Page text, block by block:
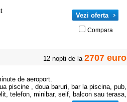
Vezi oferta
Compara
12 nopti de la 2707 euro
de aeroport.
piscine , doua baruri, bar la piscina, pub,
telefon, minibar, seif, balcon sau terasa,